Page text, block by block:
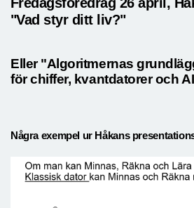
"Vad styr ditt liv?"
Eller "Algoritmernas
för chiffer, kvantdatorer och
Några exempel ur Håkans